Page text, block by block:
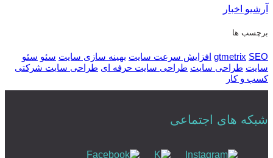
آرشیو اخبار
برچسب ها
gtmetrix SEO افزایش سرعت سایت بهینه سازی سایت سئو سئو
سایت طراحی سایت طراحی سایت حرفه ای طراحی سایت شرکتی
کسب و کار
شبکه های اجتماعی